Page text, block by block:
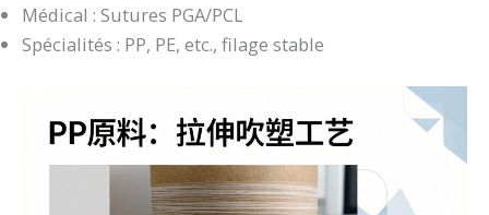
Médical : Sutures PGA/PCL
Spécialités : PP, PE, etc., filage stable